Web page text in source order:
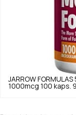
JARROW FORMULAS
1000mcg 100 kaps.